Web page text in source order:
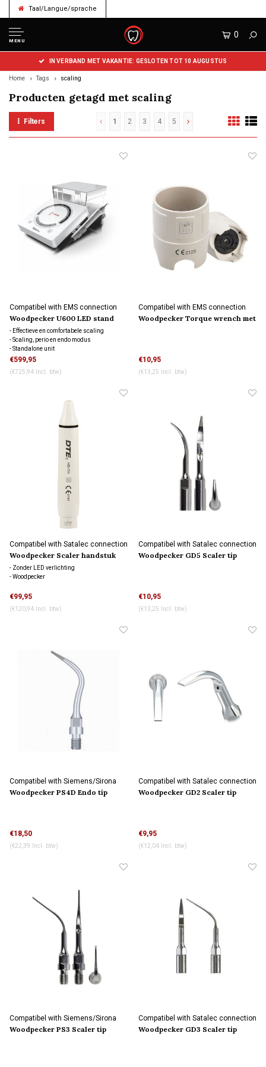
Taal/Langue/sprache
MENU
0
IN VERBAND MET VAKANTIE: GESLOTEN TOT 10 AUGUSTUS
Home Tags scaling
Producten getagd met scaling
Filters 1 2 3 4 5
Compatibel with EMS connection
Woodpecker U600 LED stand
alone scaler
- Effectieve en comfortabele scaling
- Scaling, perio en endo modus
- Standalone unit
€599,95
(€725,94 Incl. btw)
Compatibel with EMS connection
Woodpecker Torque wrench met
€10,95
(€13,25 Incl. btw)
Compatibel with Satalec connection
Woodpecker Scaler handstuk
HD-7H
- Zonder LED verlichting
- Woodpecker
€99,95
(€120,94 Incl. btw)
Compatibel with Satalec connection
Woodpecker GD5 Scaler tip
€10,95
(€13,25 Incl. btw)
Compatibel with Siemens/Sirona
connection
Woodpecker PS4D Endo tip
€18,50
(€22,39 Incl. btw)
Compatibel with Satalec connection
Woodpecker GD2 Scaler tip
€9,95
(€12,04 Incl. btw)
Compatibel with Siemens/Sirona
connection
Woodpecker PS3 Scaler tip
Compatibel with Satalec connection
Woodpecker GD3 Scaler tip